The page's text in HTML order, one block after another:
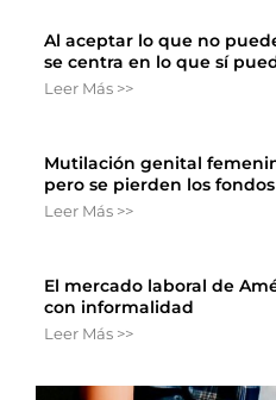
Al aceptar lo que no
se centra en lo que sí
Leer Más >>
Mutilación genital
pero se pierden los fondos
Leer Más >>
El mercado laboral de
con informalidad
Leer Más >>